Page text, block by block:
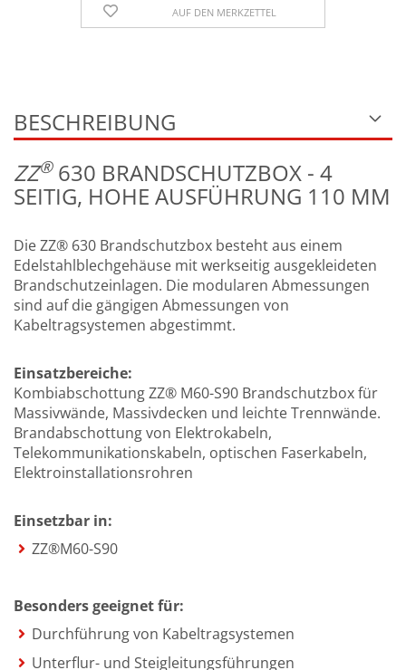
AUF DEN MERKZETTEL
BESCHREIBUNG
ZZ®630 BRANDSCHUTZBOX - 4
SEITIG, HOHE AUSFÜHRUNG 110 MM
Die ZZ® 630 Brandschutzbox besteht aus einem
Edelstahlblechgehäuse mit werkseitig ausgekleideten
Brandschutzeinlagen. Die modularen Abmessungen
sind auf die gängigen Abmessungen von
Kabeltragsystemen abgestimmt.
Einsatzbereiche:
Kombiabschottung ZZ® M60-S90 Brandschutzbox für
Massivwände, Massivdecken und leichte Trennwände.
Brandabschottung von Elektrokabeln,
Telekommunikationskabeln, optischen Faserkabeln,
Elektroinstallationsrohren
Einsetzbar in:
ZZ®M60-S90
Besonders geeignet für:
Durchführung von Kabeltragsystemen
Unterflur- und Steigleitungsführungen